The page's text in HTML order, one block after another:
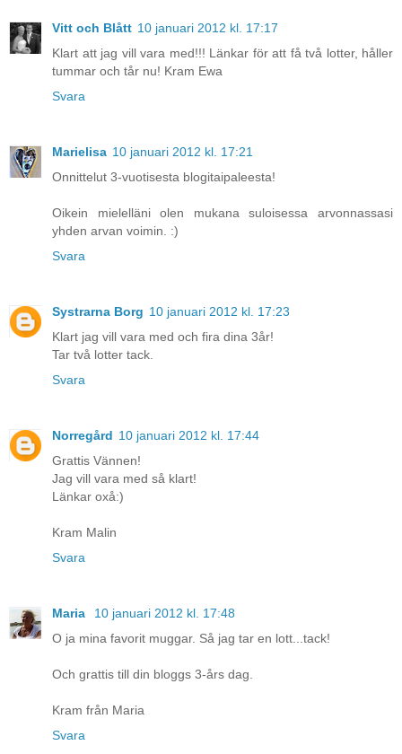
Vitt och Blått 10 januari 2012 kl. 17:17
Klart att jag vill vara med!!! Länkar för att få två lotter, håller
tummar och tår nu! Kram Ewa
Svara
Marielisa 10 januari 2012 kl. 17:21
Onnittelut 3-vuotisesta blogitaipaleesta!
Oikein mielelläni olen mukana suloisessa arvonnassasi
yhden arvan voimin. :)
Svara
Systrarna Borg 10 januari 2012 kl. 17:23
Klart jag vill vara med och fira dina 3år!
Tar två lotter tack.
Svara
Norregård 10 januari 2012 kl. 17:44
Grattis Vännen!
Jag vill vara med så klart!
Länkar oxå:)
Kram Malin
Svara
Maria
10 januari 2012 kl. 17:48
O ja mina favorit muggar. Så jag tar en lott...tack!
Och grattis till din bloggs 3-års dag.
Kram från Maria
Svara